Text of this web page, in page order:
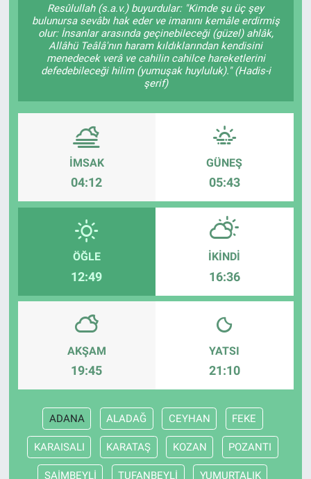
Resûlullah (s.a.v.) buyurdular: "Kimde şu üç şey
bulunursa sevâbı hak eder ve imanını kemâle erdirmiş
olur: İnsanlar arasında geçinebileceği (güzel) ahlâk,
Allâhü Teâlâ'nın haram kıldıklarından kendisini
menedecek verâ ve cahilin cahilce hareketlerini
defedebileceği hilim (yumuşak huyluluk)." (Hadis-i
şerif)
İMSAK
04:12
GÜNEŞ
05:43
ÖĞLE
12:49
İKINDI
16:36
AKŞAM
19:45
YATSI
21:10
ADANA ALADAĞ CEYHAN FEKE
KARAISALI KARATAŞ KOZAN POZANTI
SAİMBEYLİ TUFANBEYLİ YUMURTALIK
Özel Haber
Kültür Sanat
Ekonomi
Yaşam
Çevre
BİLİM VE TEKNOLOJİ
Şambayat Haber